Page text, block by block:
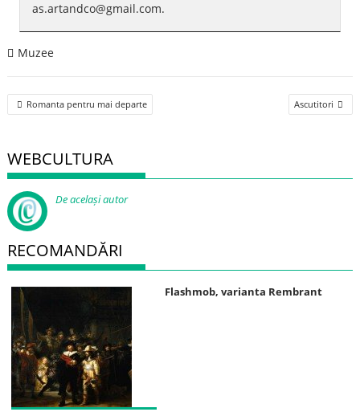
as.artandco@gmail.com.
Muzee
Post
navigation
Romanta pentru mai departe Ascutitori
WEBCULTURA
De același autor
RECOMANDĂRI
Flashmob, varianta Rembrant